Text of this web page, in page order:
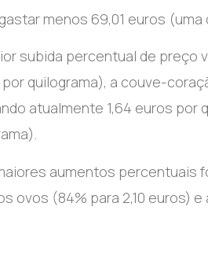
menos 69,01 euros (uma
subida percentual de
quilograma), a couve-
atualmente 1,64 euros
aumentos percentuais
ovos (84% para 2,10 euros)